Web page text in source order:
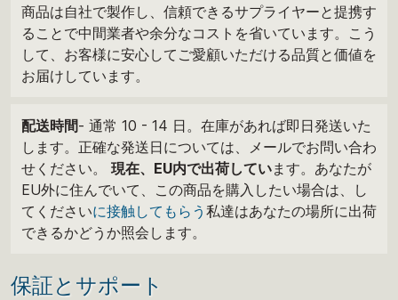
商品は自社で製作し、信頼できるサプライヤーと提携す
ることで中間業者や余分なコストを省いています。こう
して、お客様に安心してご愛顧いただける品質と価値を
お届けしています。
配送時間- 通常 10 - 14 日。在庫があれば即日発送いた
します。正確な発送日については、メールでお問い合わ
せください。 現在、EU内で出荷しています。あなたが
EU外に住んでいて、この商品を購入したい場合は、し
てくださいに接触してもらう 私達はあなたの場所に出荷
できるかどうか照会します。
保証とサポート